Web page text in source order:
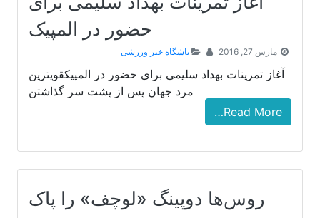
حضور در المپیک
مارس 27, 2016 باشگاه خبر ورزشی
آغاز تمرینات بهداد سلیمی برای حضور در المپیکقویترین
مرد جهان پس از پشت سر گذاشتن
Read More…
روس‌ها دوپینگ «لوچف» را پاک